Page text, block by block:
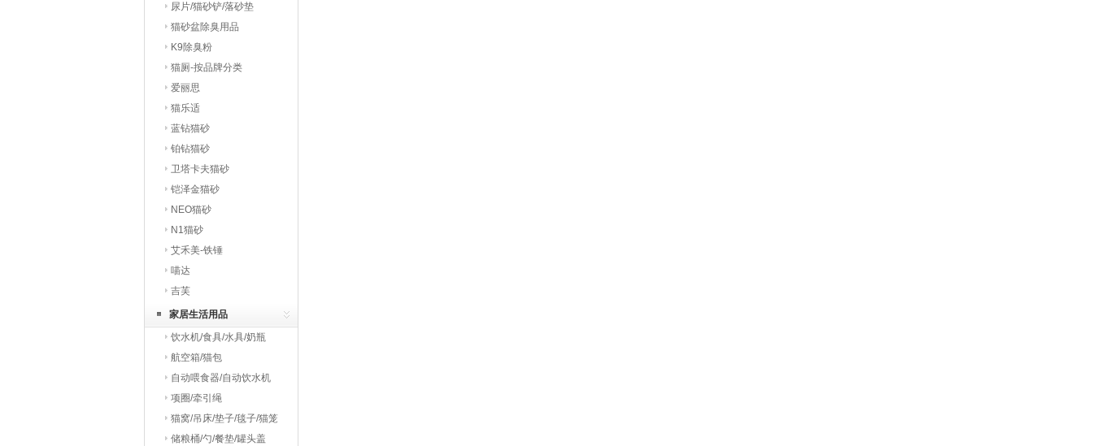
尿片/猫砂铲/落砂垫
猫砂盆除臭用品
K9除臭粉
猫厕-按品牌分类
爱丽思
猫乐适
蓝钻猫砂
铂钻猫砂
卫塔卡夫猫砂
铠泽金猫砂
NEO猫砂
N1猫砂
艾禾美-铁锤
喵达
吉芙
家居生活用品
饮水机/食具/水具/奶瓶
航空箱/猫包
自动喂食器/自动饮水机
项圈/牵引绳
猫窝/吊床/垫子/毯子/猫笼
储粮桶/勺/餐垫/罐头盖